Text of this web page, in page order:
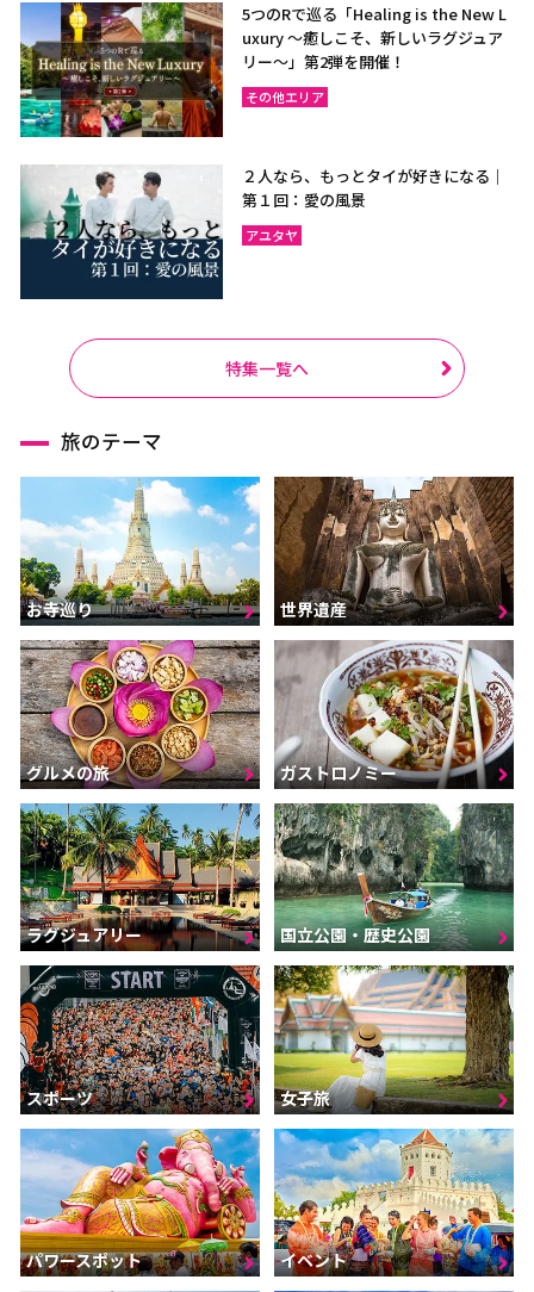
5つのRで巡る「Healing is the New L
uxury ～癒しこそ、新しいラグジュア
リー〜」第2弾を開催！
その他エリア
２人なら、もっとタイが好きになる｜
第１回：愛の風景
アユタヤ
特集一覧へ
旅のテーマ
お寺巡り 世界遺産
グルメの旅 ガストロノミー
ラグジュアリー 国立公園・歴史公園
スポーツ 女子旅
パワースポット イベント